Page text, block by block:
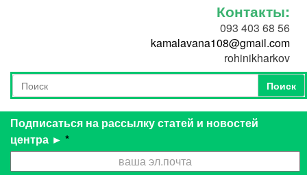
Контакты:
093 403 68 56
kamalavana108@gmail.com
rohinikharkov
Форма поиска
Поиск
Поиск
Подписаться на рассылку статей и новостей
центра ► *